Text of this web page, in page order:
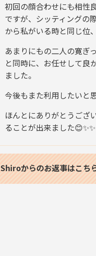
初回の顔合わせにも相性
ですが、シッティングの
から私がいる時と同じ位
あまりにもの二人の寛ぎ
と同時に、お任せして良
ました。
今後もまた利用したいと
ほんとにありがとうござ
ることが出来ました😊✨✨
Shiroからのお返事はこち